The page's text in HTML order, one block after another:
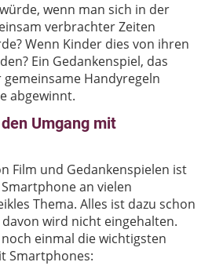
wenn man sich in der
verbrachter Zeiten
Wenn Kinder dies von ihren
Ein Gedankenspiel, das
Handyregeln
abgewinnt.
Umgang mit
Film und Gedankenspielen ist
an vielen
Thema. Alles ist dazu schon
wird nicht eingehalten.
einmal die wichtigsten
Smartphones: